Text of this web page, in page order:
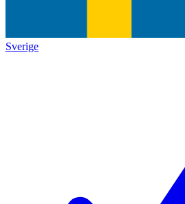
Sverige